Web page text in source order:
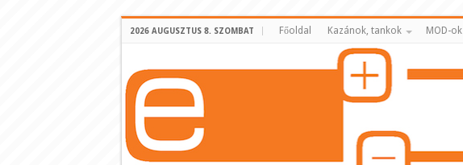
2026 AUGUSZTUS 8. SZOMBAT Főoldal Kazánok, tankok MOD-ok